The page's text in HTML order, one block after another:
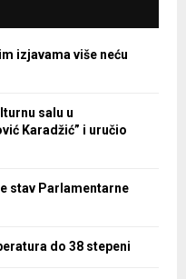
izjavama više neću
salu u
Karadžić” i uručio
stav Parlamentarne
do 38 stepeni